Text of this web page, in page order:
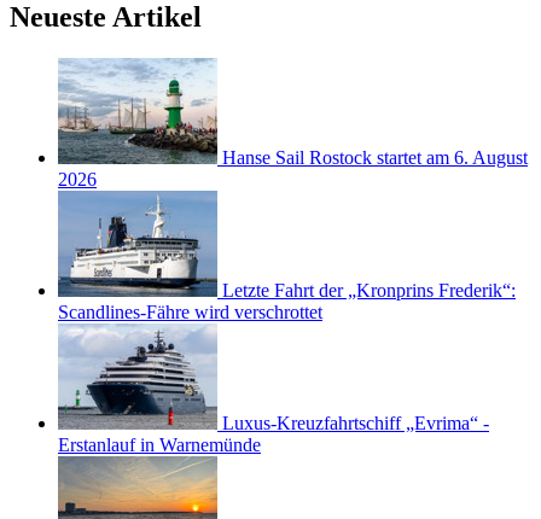
Neueste Artikel
Hanse Sail Rostock startet am 6. August
2026
Letzte Fahrt der „Kronprins Frederik“:
Scandlines-Fähre wird verschrottet
Luxus-Kreuzfahrtschiff „Evrima“ -
Erstanlauf in Warnemünde